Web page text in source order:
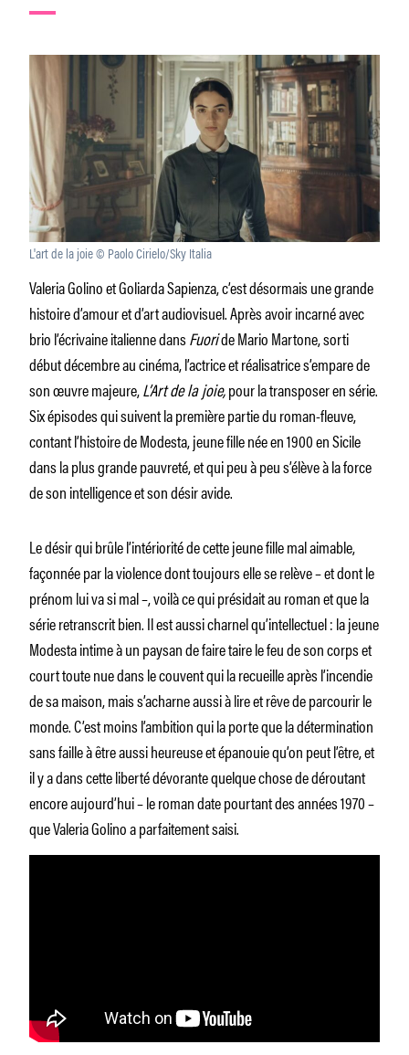
L'art de la joie © Paolo Cirielo/Sky Italia
Valeria Golino et Goliarda Sapienza, c’est désormais une grande
histoire d’amour et d’art audiovisuel. Après avoir incarné avec
brio l’écrivaine italienne dansFuoride Mario Martone, sorti
début décembre au cinéma, l’actrice et réalisatrice s’empare de
son œuvre majeure,L’Art de la joie,pour la transposer en série.
Six épisodes qui suivent la première partie du roman-fleuve,
contant l’histoire de Modesta, jeune fille née en 1900 en Sicile
dans la plus grande pauvreté, et qui peu à peu s’élève à la force
de son intelligence et son désir avide.
Le désir qui brûle l’intériorité de cette jeune fille mal aimable,
façonnée par la violence dont toujours elle se relève – et dont le
prénom lui va si mal –, voilà ce qui présidait au roman et que la
série retranscrit bien. Il est aussi charnel qu’intellectuel : la jeune
Modesta intime à un paysan de faire taire le feu de son corps et
court toute nue dans le couvent qui la recueille après l’incendie
de sa maison, mais s’acharne aussi à lire et rêve de parcourir le
monde. C’est moins l’ambition qui la porte que la détermination
sans faille à être aussi heureuse et épanouie qu’on peut l’être, et
il y a dans cette liberté dévorante quelque chose de déroutant
encore aujourd’hui – le roman date pourtant des années 1970 –
que Valeria Golino a parfaitement saisi.